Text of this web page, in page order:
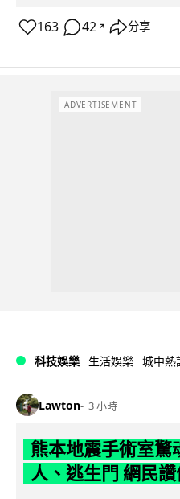
163 42 ↗ 分享
ADVERTISEMENT
科技娛樂 生活娛樂 城中熱
Lawton 3 小時
熊本地震手術室驚
人、逃生門 網民